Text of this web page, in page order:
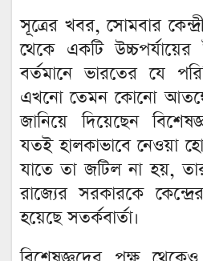
সূত্রের খবর, সোমবার
থেকে একটি
বর্তমানে ভারতের যে
এখনো তেমন কোনো
জানিয়ে দিয়েছেন
যতই হালকাভাবে নেওয়া
যাতে তা জটিল না হয়,
রাজ্যের সরকারকে
হয়েছে সতর্কবার্তা।